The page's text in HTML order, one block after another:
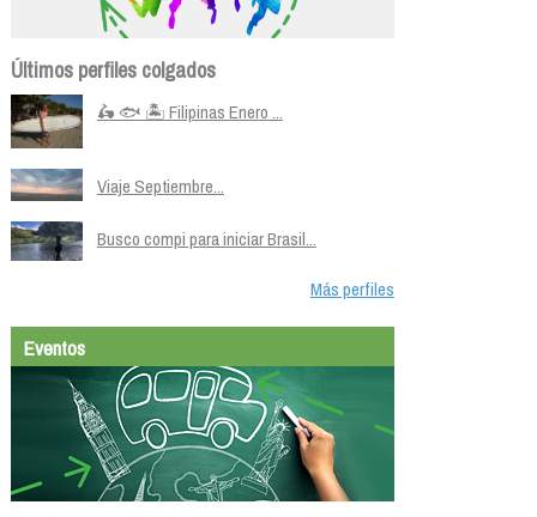
Últimos perfiles colgados
🛵 🐟 🏝️ Filipinas Enero ...
Viaje Septiembre...
Busco compi para iniciar Brasil...
Más perfiles
Eventos